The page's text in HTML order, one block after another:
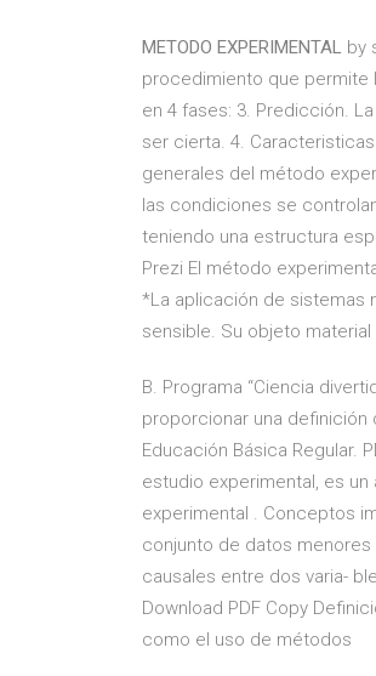
METODO EXPERIMENTAL by
procedimiento que permite
en 4 fases: 3. Predicción.
ser cierta. 4.
generales del método
las condiciones se
teniendo una estructura
Prezi El método
*La aplicación de sistemas
sensible. Su objeto
B. Programa “Ciencia
proporcionar una definición
Educación Básica Regular.
estudio experimental, es
experimental . Conceptos
conjunto de datos
causales entre dos varia-
Download PDF Copy
como el uso de métodos